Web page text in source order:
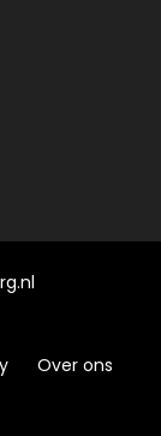
Over ons